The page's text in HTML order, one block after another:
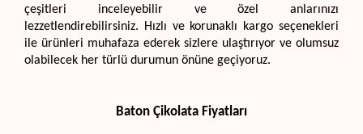
çeşitleri inceleyebilir ve özel anlarınızı
lezzetlendirebilirsiniz. Hızlı ve korunaklı kargo seçenekleri
ile ürünleri muhafaza ederek sizlere ulaştırıyor ve olumsuz
olabilecek her türlü durumun önüne geçiyoruz.
Baton Çikolata Fiyatları